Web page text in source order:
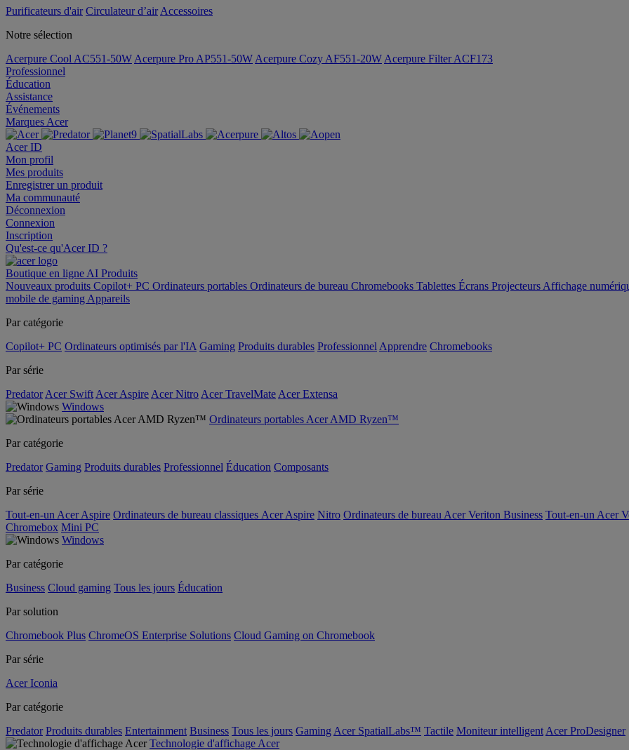
Purificateurs d'air Circulateur d’air Accessoires
Notre sélection
Acerpure Cool AC551-50W Acerpure Pro AP551-50W Acerpure Cozy AF551-20W Acerpure Filter ACF173
Professionnel
Éducation
Assistance
Événements
Marques Acer
Acer ID
Mon profil
Mes produits
Enregistrer un produit
Ma communauté
Déconnexion
Connexion
Inscription
Qu'est-ce qu'Acer ID ?
Boutique en ligne AI Produits
Nouveaux produits Copilot+ PC Ordinateurs portables Ordinateurs de bureau Chromebooks Tablettes Écrans Projecteurs Affichage
mobile de gaming Appareils
Par catégorie
Copilot+ PC Ordinateurs optimisés par l'IA Gaming Produits durables Professionnel Apprendre Chromebooks
Par série
Predator Acer Swift Acer Aspire Acer Nitro Acer TravelMate Acer Extensa
Windows
Ordinateurs portables Acer AMD Ryzen™
Par catégorie
Predator Gaming Produits durables Professionnel Éducation Composants
Par série
Tout-en-un Acer Aspire Ordinateurs de bureau classiques Acer Aspire Nitro Ordinateurs de bureau Acer Veriton Business Tout-en-un Acer
Chromebox Mini PC
Windows
Par catégorie
Business Cloud gaming Tous les jours Éducation
Par solution
Chromebook Plus ChromeOS Enterprise Solutions Cloud Gaming on Chromebook
Par série
Acer Iconia
Par catégorie
Predator Produits durables Entertainment Business Tous les jours Gaming Acer SpatialLabs™ Tactile Moniteur intelligent Acer ProDesigner
Technologie d'affichage Acer